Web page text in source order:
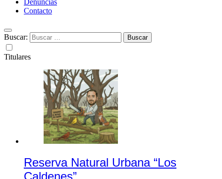
Contacto
Buscar:
Titulares
Reserva Natural Urbana “Los
Caldenes”